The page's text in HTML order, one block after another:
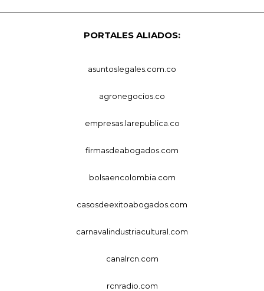
PORTALES ALIADOS:
asuntoslegales.com.co
agronegocios.co
empresas.larepublica.co
firmasdeabogados.com
bolsaencolombia.com
casosdeexitoabogados.com
carnavalindustriacultural.com
canalrcn.com
rcnradio.com